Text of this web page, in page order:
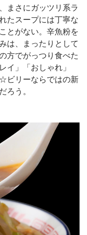
まさにガッツリ系ラ
たスープには丁寧な
とがない。辛魚粉を
は、まったりとして
方でがっつり食べた
イ」「おしゃれ」
ビリーならではの新
ろう。